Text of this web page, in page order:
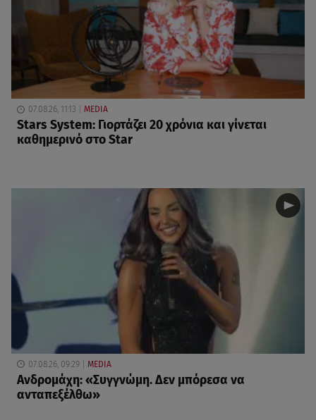
07.08.26, 11:13 MEDIA
Stars System: Γιορτάζει 20 χρόνια και γίνεται
καθημερινό στο Star
07.08.26, 09:29 MEDIA
Ανδρομάχη: «Συγγνώμη. Δεν μπόρεσα να
ανταπεξέλθω»